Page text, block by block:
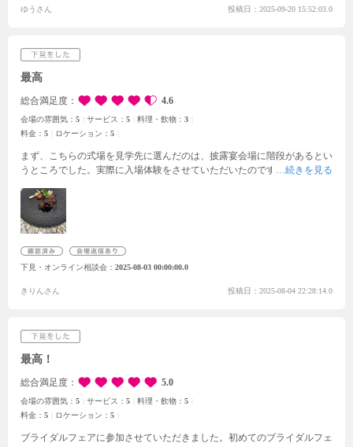
ゆうさん 投稿日：2025-09-20 15:52:03.0
最高
総合満足度 4.6
会場の雰囲気： 5 サービス： 5 料理・飲物： 3
料金： 5 ロケーション： 5
まず、こちらの式場を見学先に選んだのは、披露宴会場に階段があるとい
うところでした。実際に入場体験をさせていただいたのですが、想像以上
たり、気分が盛り上がる演出をしてくださりました。
テーキのみ試食してみて、あっさりしたものが好みの方には会わないと思
いましたが、料理のプランも5種類程度あり、自由に選べると思いまし
も上手で、是非ここでお願いしたいと思っていたのですが、日程の調整が
必要だったので今回は成約とはなりませんでしたが、是非こちらでお願い
下見・オンライン相談会 2025-08-03 00:00:00.0
きりんさん 投稿日：2025-08-04 22:28:14.0
最高！
総合満足度 5.0
会場の雰囲気： 5 サービス： 5 料理・飲物： 5
料金： 5 ロケーション： 5
ブライダルフェアに参加させていただきました。初めてのブライダルフェ